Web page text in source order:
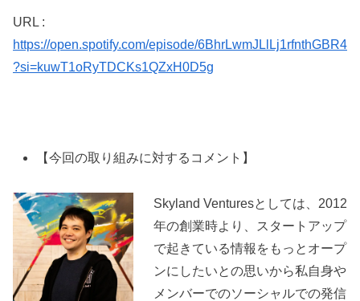
URL :
https://open.spotify.com/episode/6BhrLwmJLlLj1rfnthGBR4
?si=kuwT1oRyTDCKs1QZxH0D5g
【今回の取り組みに対するコメント】
Skyland Venturesとしては、2012
年の創業時より、スタートアップ
で起きている情報をもっとオープ
ンにしたいとの思いから私自身や
メンバーでのソーシャルでの発信